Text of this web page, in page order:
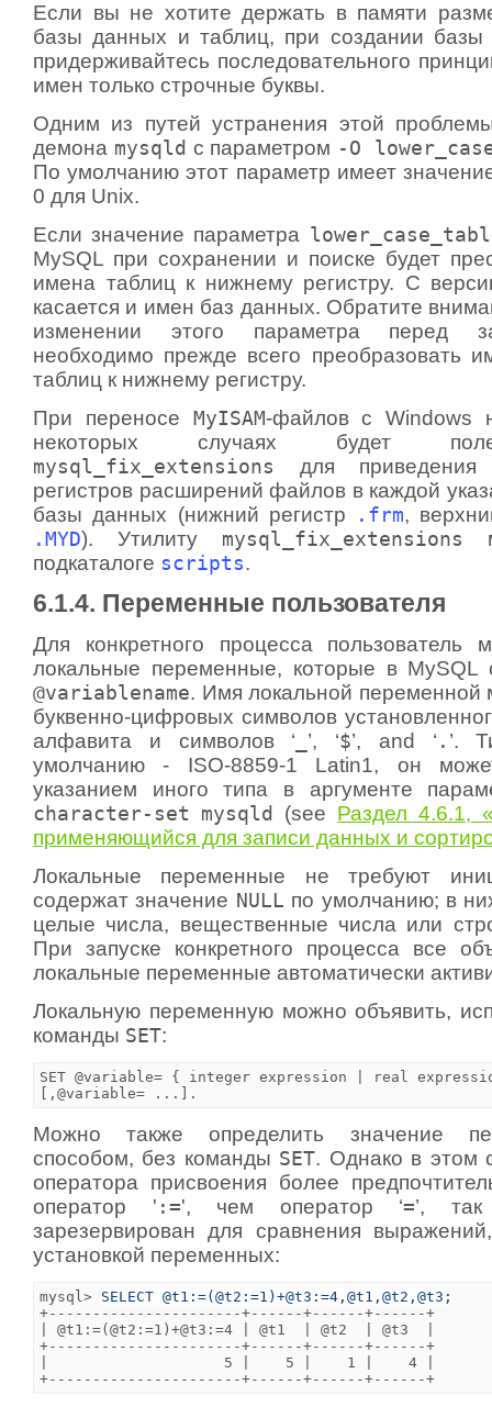
Если вы не хотите держать в памяти
базы данных и таблиц, при создании
придерживайтесь последовательного
имен только строчные буквы.
Одним из путей устранения этой
демона mysqld с параметром -O
По умолчанию этот параметр имеет
0 для Unix.
Если значение параметра
MySQL при сохранении и поиске будет
имена таблиц к нижнему регистру. С
касается и имен баз данных. Обратите
изменении этого параметра перед
необходимо прежде всего преобразовать
таблиц к нижнему регистру.
При переносе MyISAM-файлов с Windows
некоторых случаях будет
mysql_fix_extensions для приведения
регистров расширений файлов в каждой
базы данных (нижний регистр
.frm,
.MYD). Утилиту mysql_fix_extensions
подкаталоге scripts.
6.1.4. Переменные пользователя
Для конкретного процесса пользователь
локальные переменные, которые в MySQL
@variablename. Имя локальной переменной
буквенно-цифровых символов
алфавита и символов ‘
’, ‘$’, and ‘ . ’.
умолчанию - ISO-8859-1 Latin1, он
указанием иного типа в аргументе
character-set
mysqld (see Раздел 4.6.1,
применяющийся для записи данных и
Локальные переменные не требуют
содержат значение NULL по умолчанию; в
целые числа, вещественные числа или
При запуске конкретного процесса все
локальные переменные автоматически
Локальную переменную можно объявить,
команды SET:
SET @variable= { integer expression | real
Можно также определить значение
способом, без команды SET. Однако в этом
оператора присвоения более
оператор ' :=', чем оператор ‘=’, так
зарезервирован для сравнения
установкой переменных:
mysql> SELECT @t1:=(@t2:=1)+@t3:=4,@t1,@t2,@t3;
+----------------------+------+------+------+
| @t1:=(@t2:=1)+@t3:=4 | @t1  | @t2  | @t3  |
+----------------------+------+------+------+
|                    5 |    5 |    1 |    4 |